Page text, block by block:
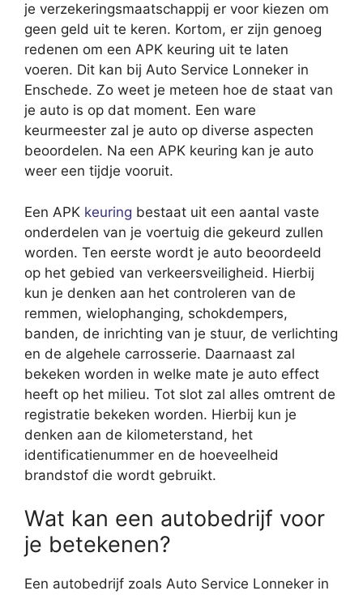
je verzekeringsmaatschappij er voor kiezen om
geen geld uit te keren. Kortom, er zijn genoeg
redenen om een APK keuring uit te laten
voeren. Dit kan bij Auto Service Lonneker in
Enschede. Zo weet je meteen hoe de staat van
je auto is op dat moment. Een ware
keurmeester zal je auto op diverse aspecten
beoordelen. Na een APK keuring kan je auto
weer een tijdje vooruit.
Een APK keuring bestaat uit een aantal vaste
onderdelen van je voertuig die gekeurd zullen
worden. Ten eerste wordt je auto beoordeeld
op het gebied van verkeersveiligheid. Hierbij
kun je denken aan het controleren van de
remmen, wielophanging, schokdempers,
banden, de inrichting van je stuur, de verlichting
en de algehele carrosserie. Daarnaast zal
bekeken worden in welke mate je auto effect
heeft op het milieu. Tot slot zal alles omtrent de
registratie bekeken worden. Hierbij kun je
denken aan de kilometerstand, het
identificatienummer en de hoeveelheid
brandstof die wordt gebruikt.
Wat kan een autobedrijf voor
je betekenen?
Een autobedrijf zoals Auto Service Lonneker in